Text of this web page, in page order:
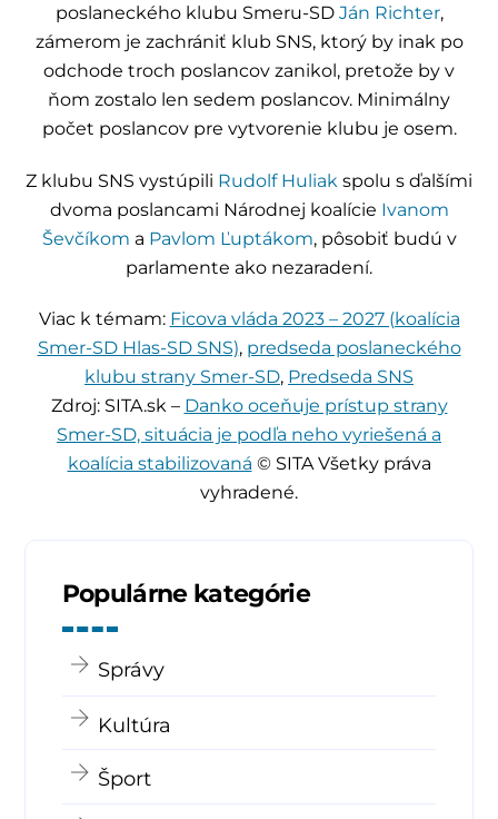
poslaneckého klubu Smeru-SD Ján Richter,
zámerom je zachrániť klub SNS, ktorý by inak po
odchode troch poslancov zanikol, pretože by v
ňom zostalo len sedem poslancov. Minimálny
počet poslancov pre vytvorenie klubu je osem.
Z klubu SNS vystúpili Rudolf Huliak spolu s ďalšími
dvoma poslancami Národnej koalície Ivanom
Ševčíkom a Pavlom Ľuptákom, pôsobiť budú v
parlamente ako nezaradení.
Viac k témam: Ficova vláda 2023 – 2027 (koalícia
Smer-SD Hlas-SD SNS), predseda poslaneckého
klubu strany Smer-SD, Predseda SNS
Zdroj: SITA.sk – Danko oceňuje prístup strany
Smer-SD, situácia je podľa neho vyriešená a
koalícia stabilizovaná © SITA Všetky práva
vyhradené.
Populárne kategórie
Správy
Kultúra
Šport